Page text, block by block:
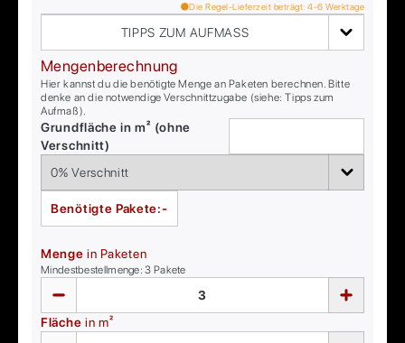
Die Regel-Lieferzeit beträgt: 4-6 Werktage
TIPPS ZUM AUFMASS
Mengenberechnung
Hier kannst du die benötigte Menge an Paketen berechnen. Bitte
denke an die notwendige Verschnittzugabe (siehe: Tipps zum
Aufmaß).
Grundfläche in m² (ohne
Verschnitt)
Benötigte Pakete:-
Menge in Paketen
Mindestbestellmenge:3 Pakete
Fläche in m²